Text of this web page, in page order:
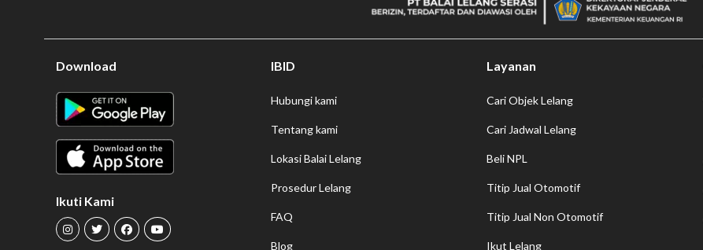
Download
Ikuti Kami
IBID
Hubungi kami
Tentang kami
Lokasi Balai Lelang
Prosedur Lelang
FAQ
Blog
Layanan
Cari Objek Lelang
Cari Jadwal Lelang
Beli NPL
Titip Jual Otomotif
Titip Jual Non Otomotif
Ikut Lelang